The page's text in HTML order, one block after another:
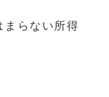
まらない所得